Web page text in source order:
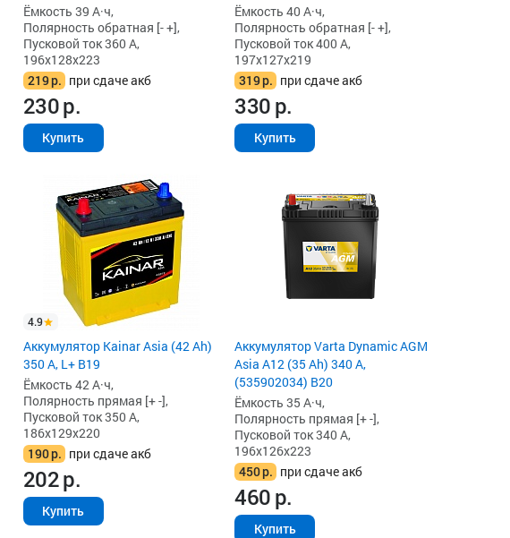
Ёмкость 39 А·ч,
Полярность обратная [- +],
Пусковой ток 360 А,
196x128x223
219р. при сдаче акб
230р.
Купить
Ёмкость 40 А·ч,
Полярность обратная [- +],
Пусковой ток 400 А,
197x127x219
319р. при сдаче акб
330р.
Купить
4.9
Аккумулятор Kainar Asia (42 Ah)
350 А, L+ B19
Ёмкость 42 А·ч,
Полярность прямая [+ -],
Пусковой ток 350 А,
186x129x220
190р. при сдаче акб
202р.
Купить
Аккумулятор Varta Dynamic AGM
Asia A12 (35 Ah) 340 А,
(535902034) B20
Ёмкость 35 А·ч,
Полярность прямая [+ -],
Пусковой ток 340 А,
196x126x223
450р. при сдаче акб
460р.
Купить